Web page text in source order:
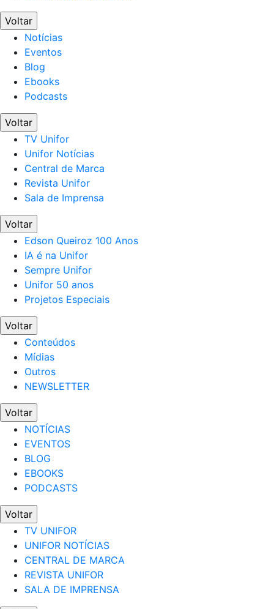
Voltar
Notícias
Eventos
Blog
Ebooks
Podcasts
Voltar
TV Unifor
Unifor Notícias
Central de Marca
Revista Unifor
Sala de Imprensa
Voltar
Edson Queiroz 100 Anos
IA é na Unifor
Sempre Unifor
Unifor 50 anos
Projetos Especiais
Voltar
Conteúdos
Mídias
Outros
NEWSLETTER
Voltar
NOTÍCIAS
EVENTOS
BLOG
EBOOKS
PODCASTS
Voltar
TV UNIFOR
UNIFOR NOTÍCIAS
CENTRAL DE MARCA
REVISTA UNIFOR
SALA DE IMPRENSA